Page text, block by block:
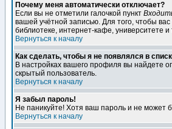
Почему меня автоматически отключает?
Если вы не отметили галочкой пункт
вашей учётной записью. Для того, чтобы
библиотеке, интернет-кафе, университете и
Вернуться к началу
Как сделать, чтобы я не появлялся в
В настройках вашего профиля вы найдете
скрытый пользователь.
Вернуться к началу
Я забыл пароль!
Не паникуйте! Хотя ваш пароль и не может
Вернуться к началу